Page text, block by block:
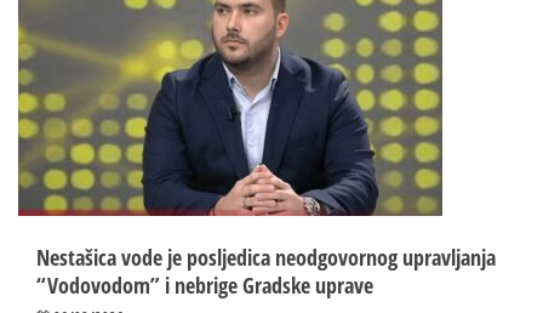
Nestašica vode je posljedica neodgovornog upravljanja
“Vodovodom” i nebrige Gradske uprave